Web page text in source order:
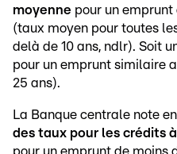
moyenne pour un emprunt
(taux moyen pour toutes
delà de 10 ans, ndlr). Soit
pour un emprunt similaire
25 ans).
La Banque centrale note
des taux pour les crédits